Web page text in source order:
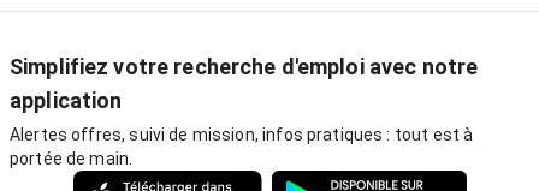
Simplifiez votre recherche d'emploi avec notre
application
Alertes offres, suivi de mission, infos pratiques : tout est à
portée de main.